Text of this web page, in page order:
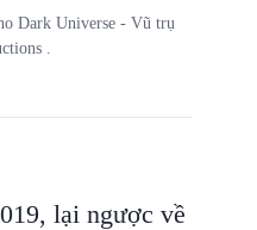
Dark Universe - Vũ trụ
.
lại ngược về